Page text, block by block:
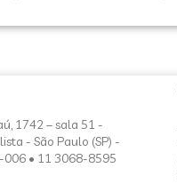
1742 – sala 51 -
- São Paulo (SP) -
006 • 11 3068-8595